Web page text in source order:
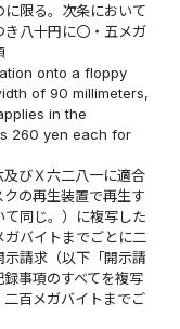
限る。次条において
八十円に〇・五メガ
onto a floppy
of 90 millimeters,
in the
260 yen each for
びＸ六二八一に適合
の再生装置で再生す
同じ。）に複写した
バイトまでごとに二
請求（以下「開示請
事項のすべてを複写
百メガバイトまでご